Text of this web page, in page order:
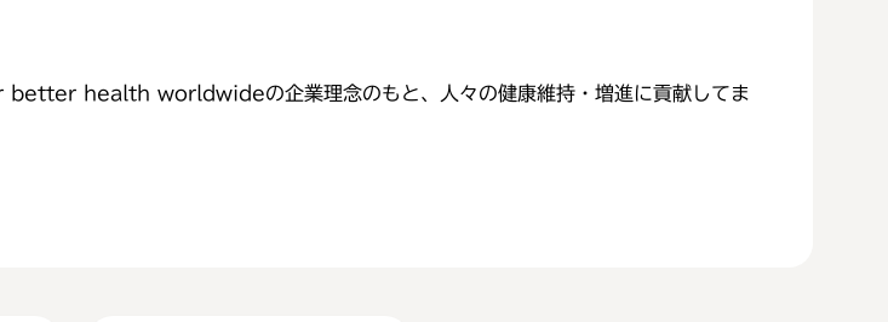
health worldwideの企業理念のもと、人々の健康維持・増進に貢献してま